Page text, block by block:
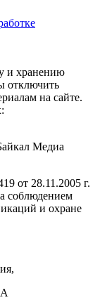
и хранению
отключить
на сайте.
Медиа
от 28.11.2005 г.
соблюдением
и охране